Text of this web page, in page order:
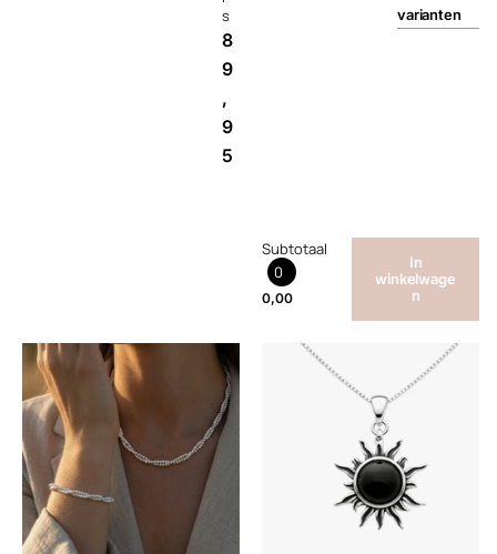
s
8
9
,
9
5
varianten
Subtotaal
0
0,00
In
winkelwage
n